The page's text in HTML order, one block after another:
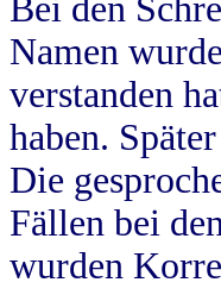
Bei den
Namen
verstanden
haben.
Die
Fällen bei
wurden